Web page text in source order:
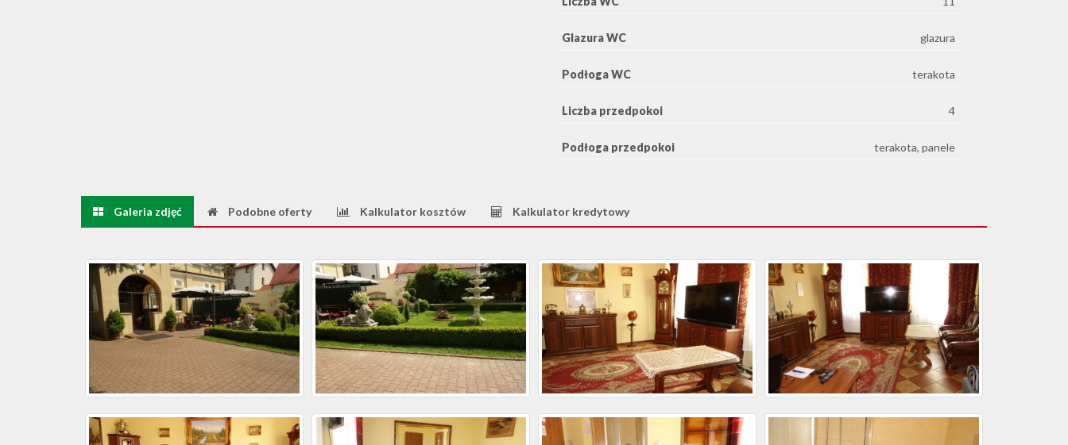
Glazura WC glazura
Podłoga WC terakota
Liczba przedpokoi 4
Podłoga przedpokoi terakota, panele
Galeria zdjęć Podobne oferty Kalkulator kosztów Kalkulator kredytowy